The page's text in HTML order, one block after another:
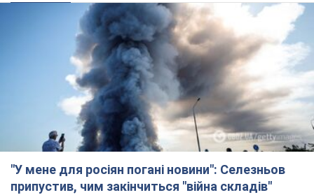
"У мене для росіян погані новини": Селезньов
припустив, чим закінчиться "війна складів"